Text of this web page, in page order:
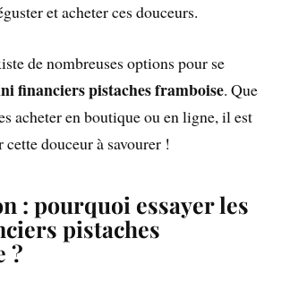
et acheter ces douceurs.
de nombreuses options pour se
financiers pistaches framboise. Que
acheter en boutique ou en ligne, il est
douceur à savourer !
: pourquoi essayer les
pistaches
?